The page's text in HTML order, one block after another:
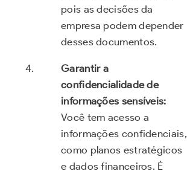
pois as decisões da
empresa podem depender
desses documentos.
Garantir a
confidencialidade de
informações sensíveis:
Você tem acesso a
informações confidenciais,
como planos estratégicos
e dados financeiros. É